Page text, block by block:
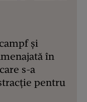
și
în
s-a
pentru